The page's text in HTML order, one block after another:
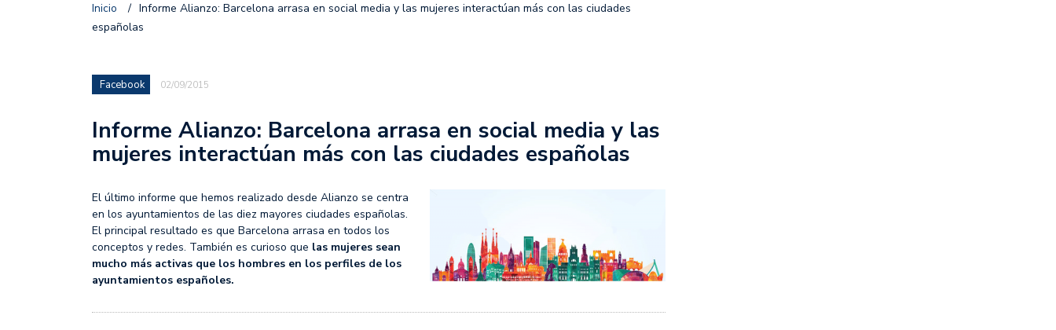
Inicio / Informe Alianzo: Barcelona arrasa en social media y las mujeres interactúan más con las ciudades
españolas
Facebook 02/09/2015
Informe Alianzo: Barcelona arrasa en social media y las
mujeres interactúan más con las ciudades españolas
El último informe que hemos realizado desde Alianzo se centra
en los ayuntamientos de las diez mayores ciudades españolas.
El principal resultado es que Barcelona arrasa en todos los
conceptos y redes. También es curioso que las mujeres sean
mucho más activas que los hombres en los perfiles de los
ayuntamientos españoles.